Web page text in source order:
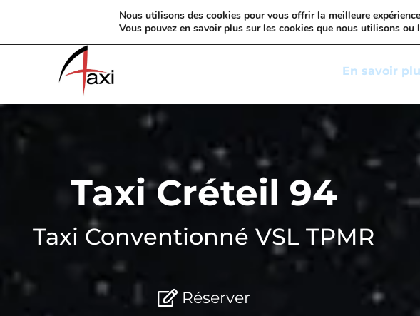
Jour et nuit 1 à 7 passagers Conventionné VSL
En savoir
Taxi Créteil 94
Taxi Conventionné VSL TPMR
Réserver
Nous utilisons des cookies pour vous offrir la meilleure
Vous pouvez en savoir plus sur les cookies que nous utilisons ou